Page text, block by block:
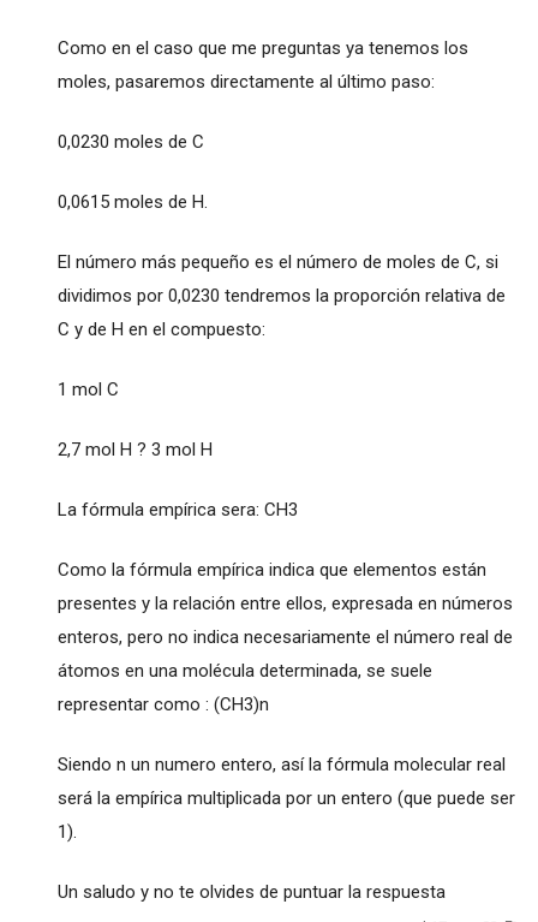
Como en el caso que me preguntas ya tenemos los
moles, pasaremos directamente al último paso:
0,0230 moles de C
0,0615 moles de H.
El número más pequeño es el número de moles de C, si
dividimos por 0,0230 tendremos la proporción relativa de
C y de H en el compuesto:
1 mol C
2,7 mol H ? 3 mol H
La fórmula empírica sera: CH3
Como la fórmula empírica indica que elementos están
presentes y la relación entre ellos, expresada en números
enteros, pero no indica necesariamente el número real de
átomos en una molécula determinada, se suele
representar como : (CH3)n
Siendo n un numero entero, así la fórmula molecular real
será la empírica multiplicada por un entero (que puede ser
1).
Un saludo y no te olvides de puntuar la respuesta